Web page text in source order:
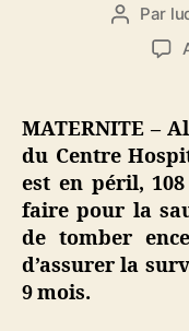
Auteur
l’article
Par
MATERNITE –
du Centre
est en péril,
faire pour la
de tomber
d’assurer la
9 mois.